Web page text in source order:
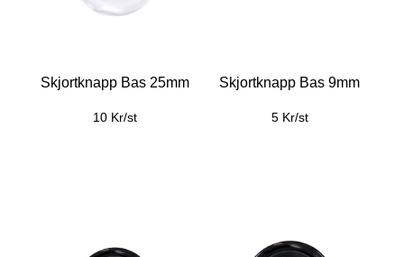
Skjortknapp Bas 25mm
10 Kr/st
Skjortknapp Bas 9mm
5 Kr/st